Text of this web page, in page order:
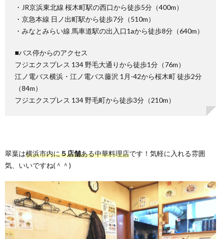
・JR京浜東北線 桜木町駅の西口から徒歩5分（400m）
・京急本線 日ノ出町駅から徒歩7分（510m）
・みなとみらい線 馬車道駅の出入口1aから徒歩8分（640m）
■バス停からのアクセス
フジエクスプレス 134 野毛大通りから徒歩1分（76m）
江ノ電バス横浜・江ノ電バス藤沢 1月-42から桜木町 徒歩2分
（84m）
フジエクスプレス 134 野毛町から徒歩3分（210m）
翠葉は横浜市内に５店舗ある中華料理店です！気軽に入れる雰囲
気、いいですね(＾＾)